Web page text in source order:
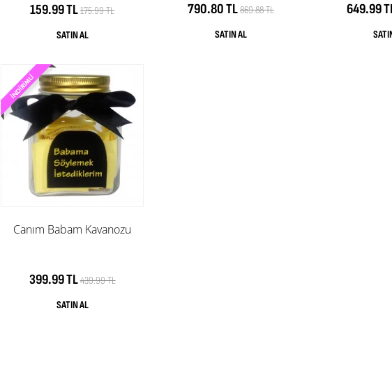
159.99 TL175.99 TL 790.80 TL869.88 TL 649.99
Canım Babam Kavanozu
399.99 TL439.99 TL